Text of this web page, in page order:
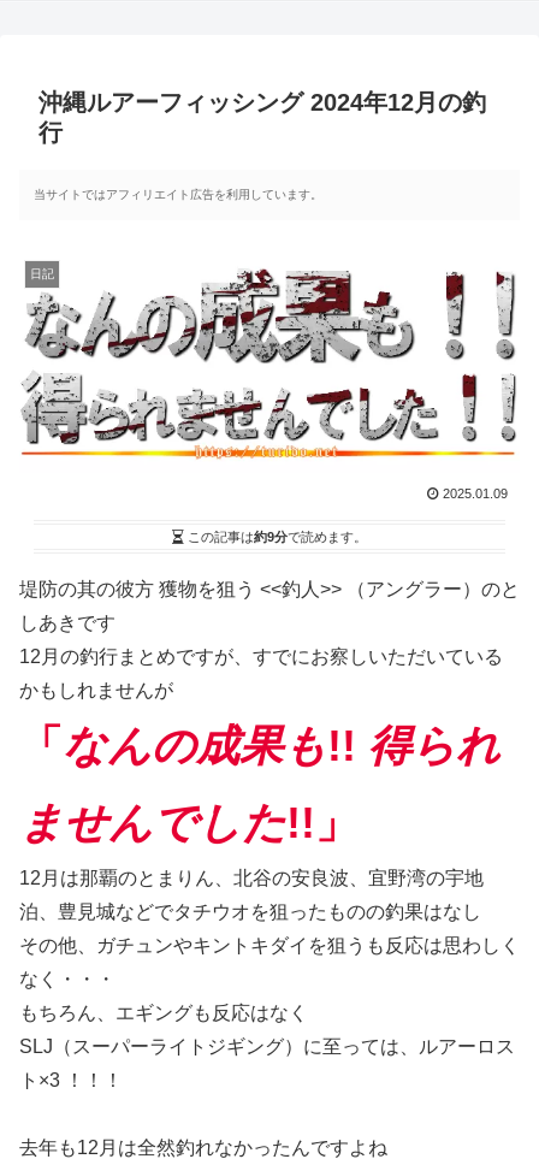
沖縄ルアーフィッシング 2024年12月の釣
行
当サイトではアフィリエイト広告を利用しています。
日記
2025.01.09
この記事は約9分で読めます。
堤防の其の彼方 獲物を狙う <<釣人>> （アングラー）のと
しあきです
12月の釣行まとめですが、すでにお察しいただいている
かもしれませんが
「 なんの成果も!! 得られ
ませんでした!!」
12月は那覇のとまりん、北谷の安良波、宜野湾の宇地
泊、豊見城などでタチウオを狙ったものの釣果はなし
その他、ガチュンやキントキダイを狙うも反応は思わしく
なく・・・
もちろん、エギングも反応はなく
SLJ（スーパーライトジギング）に至っては、ルアーロス
ト×3 ！！！
去年も12月は全然釣れなかったんですよね